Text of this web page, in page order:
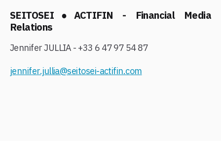
SEITOSEI●ACTIFIN - Financial Media
Relations
Jennifer JULLIA - +33 6 47 97 54 87
jennifer.jullia@seitosei-actifin.com